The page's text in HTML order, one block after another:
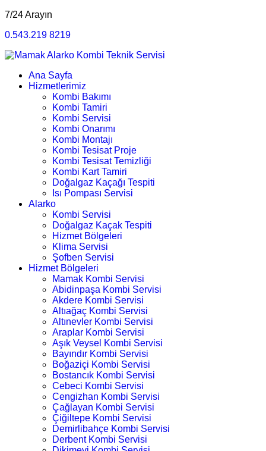
7/24 Arayın
0.543.219 8219
Ana Sayfa
Hizmetlerimiz
Kombi Bakımı
Kombi Tamiri
Kombi Servisi
Kombi Onarımı
Kombi Montajı
Kombi Tesisat Proje
Kombi Tesisat Temizliği
Kombi Kart Tamiri
Doğalgaz Kaçağı Tespiti
Isı Pompası Servisi
Alarko
Kombi Servisi
Doğalgaz Kaçak Tespiti
Hizmet Bölgeleri
Klima Servisi
Şofben Servisi
Hizmet Bölgeleri
Mamak Kombi Servisi
Abidinpaşa Kombi Servisi
Akdere Kombi Servisi
Altıağaç Kombi Servisi
Altınevler Kombi Servisi
Araplar Kombi Servisi
Aşık Veysel Kombi Servisi
Bayındır Kombi Servisi
Boğaziçi Kombi Servisi
Bostancık Kombi Servisi
Cebeci Kombi Servisi
Cengizhan Kombi Servisi
Çağlayan Kombi Servisi
Çiğiltepe Kombi Servisi
Demirlibahçe Kombi Servisi
Derbent Kombi Servisi